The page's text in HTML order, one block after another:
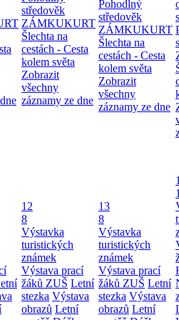
středověk
ZÁMKUKURT
Šlechta na
cestách - Cesta
kolem světa
Zobrazit
všechny
záznamy ze dne
Pohodlný
středověk
ZÁMKUKURT
Šlechta na
cestách - Cesta
kolem světa
Zobrazit
všechny
záznamy ze dne
12
8
Výstavka
turistických
známek
Výstava prací
žáků ZUŠ Letní
stezka Výstava
obrazů Letní
13
8
Výstavka
turistických
známek
Výstava prací
žáků ZUŠ Letní
stezka Výstava
obrazů Letní